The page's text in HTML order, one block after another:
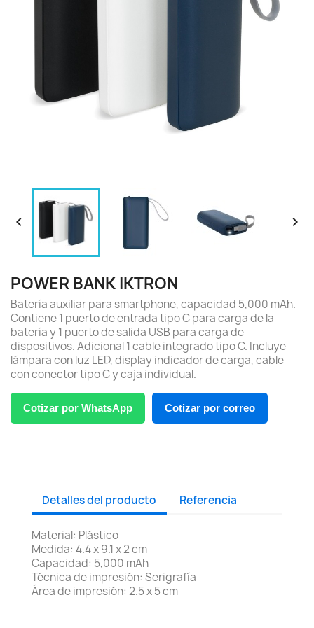
 
POWER BANK IKTRON
Batería auxiliar para smartphone, capacidad 5,000 mAh.
Contiene 1 puerto de entrada tipo C para carga de la
batería y 1 puerto de salida USB para carga de
dispositivos. Adicional 1 cable integrado tipo C. Incluye
lámpara con luz LED, display indicador de carga, cable
con conector tipo C y caja individual.
Cotizar por WhatsApp Cotizar por correo
Detalles del producto Referencia
Material: Plástico
Medida: 4.4 x 9.1 x 2 cm
Capacidad: 5,000 mAh
Técnica de impresión: Serigrafía
Área de impresión: 2.5 x 5 cm